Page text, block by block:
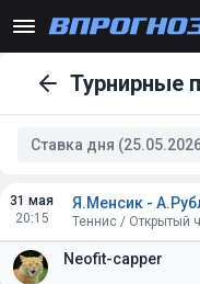
Турнирные
Ставка дня
31 мая
20:15
Neofit-capper
Я.Менсик -